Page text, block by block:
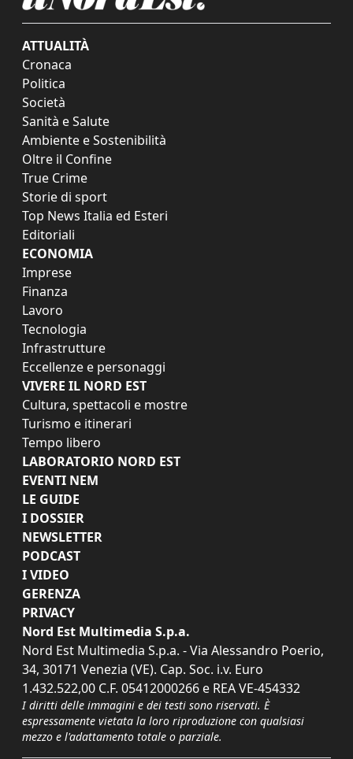
ATTUALITÀ
Cronaca
Politica
Società
Sanità e Salute
Ambiente e Sostenibilità
Oltre il Confine
True Crime
Storie di sport
Top News Italia ed Esteri
Editoriali
ECONOMIA
Imprese
Finanza
Lavoro
Tecnologia
Infrastrutture
Eccellenze e personaggi
VIVERE IL NORD EST
Cultura, spettacoli e mostre
Turismo e itinerari
Tempo libero
LABORATORIO NORD EST
EVENTI NEM
LE GUIDE
I DOSSIER
NEWSLETTER
PODCAST
I VIDEO
GERENZA
PRIVACY
Nord Est Multimedia S.p.a.
Nord Est Multimedia S.p.a. - Via Alessandro Poerio,
34, 30171 Venezia (VE). Cap. Soc. i.v. Euro
1.432.522,00 C.F. 05412000266 e REA VE-454332
I diritti delle immagini e dei testi sono riservati. È
espressamente vietata la loro riproduzione con qualsiasi
mezzo e l'adattamento totale o parziale.